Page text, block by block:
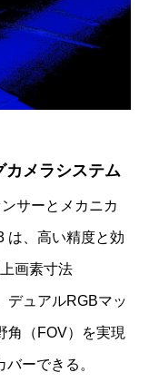
カメラシステム
サーとメカニカ
は、高い精度と効
画素寸法
デュアルRGBマッ
角（FOV）を実現
ーできる。